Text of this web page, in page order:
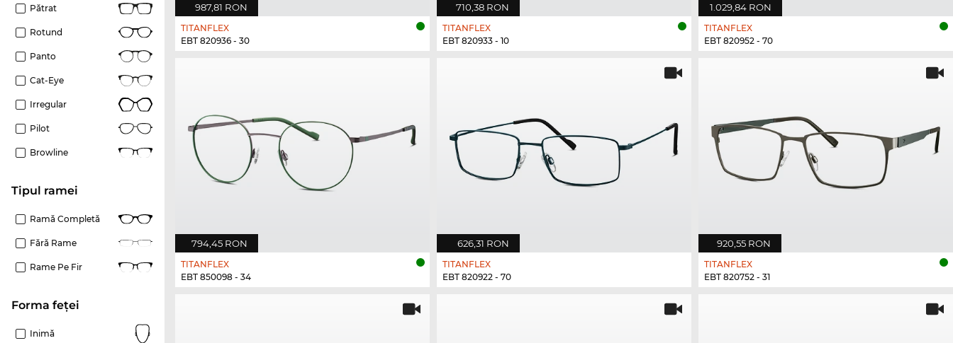
Pătrat
Rotund
Panto
Cat-Eye
Irregular
Pilot
Browline
Tipul ramei
Ramă Completă
Fără Rame
Rame Pe Fir
Forma feței
Inimă
987,81 RON
TITANFLEX
EBT 820936 - 30
710,38 RON
TITANFLEX
EBT 820933 - 10
1.029,84 RON
TITANFLEX
EBT 820952 - 70
794,45 RON
TITANFLEX
EBT 850098 - 34
626,31 RON
TITANFLEX
EBT 820922 - 70
920,55 RON
TITANFLEX
EBT 820752 - 31